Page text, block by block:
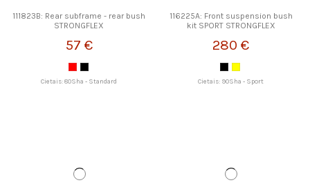
111823B: Rear subframe - rear bush
STRONGFLEX
57 €
Cietais: 80Sha - Standard
116225A: Front suspension bush
kit SPORT STRONGFLEX
280 €
Cietais: 90Sha - Sport